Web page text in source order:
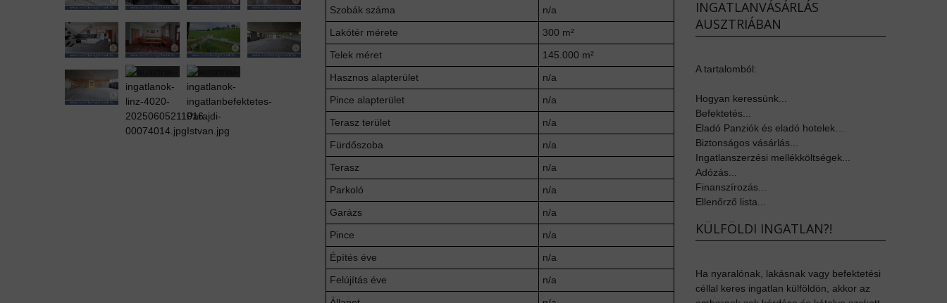
Szobák száma
n/a
Lakótér mérete
300 m²
Telek méret
145.000 m²
Hasznos alapterület
n/a
Pince alapterület
n/a
Terasz terület
n/a
Fürdőszoba
n/a
Terasz
n/a
Parkoló
n/a
Garázs
n/a
Pince
n/a
Építés éve
n/a
Felújítás éve
n/a
INGATLANVÁSÁRLÁS
AUSZTRIÁBAN
A tartalomból:
Hogyan keressünk...
Befektetés...
Eladó Panziók és eladó hotelek…
Biztonságos vásárlás...
Ingatlanszerzési mellékköltségek...
Adózás...
Finanszírozás...
Ellenőrző lista...
KÜLFÖLDI INGATLAN?!
Ha nyaralónak, lakásnak vagy befektetési
céllal keres ingatlan külföldön, akkor az